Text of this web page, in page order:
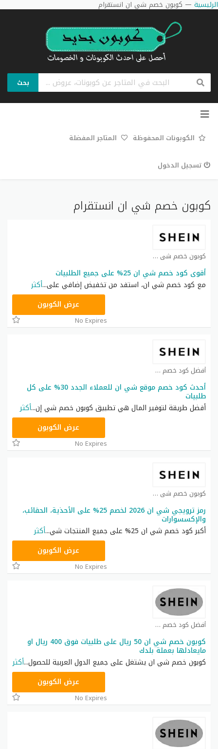
الرئيسية — كوبون خصم شي ان انستقرام
بحث
تخطي
الكوبونات المحفوظة المتاجر المفضلة
تسجيل الدخول
كوبون خصم شي ان انستقرام
كوبون خصم شي ان كوبون
أقوى كود خصم شي ان 25% على جميع الطلبيات
مع كود خصم شي ان، استفد من تخفيض إضافي على...أكثر
عرض الكوبون
No Expires
أفضل كود خصم شي ان كوبون
أحدث كود خصم موقع شي ان للعملاء الجدد 30% على كل
طلبيات
أفضل طريقة لتوفير المال هي تطبيق كوبون خصم شي إن...أكثر
عرض الكوبون
No Expires
كوبون خصم شي ان كوبون
رمز ترويجي شي ان 2026 لخصم 25% على الأحذية، الحقائب،
والإكسسوارات
أكبر كود خصم شي ان 25% على جميع المنتجات شي
...أكثر
عرض الكوبون
No Expires
أفضل كود خصم شي ان كوبون
كوبون خصم شي ان 50 ريال على طلبيات فوق 400 ريال او
مايعادلها بعملة بلدك
كوبون خصم شي ان يشتغل على جميع الدول العربية للحصول...أكثر
عرض الكوبون
No Expires